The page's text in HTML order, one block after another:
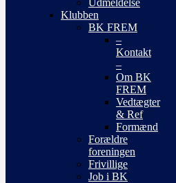
Udmeldelse
Klubben
BK FREM
–
Kontakt
–
Om BK
FREM
Vedtægter
& Ref
Formænd
Forældre
foreningen
Frivillige
Job i BK